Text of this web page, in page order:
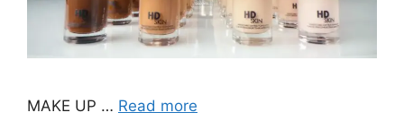
MAKE UP … Read more